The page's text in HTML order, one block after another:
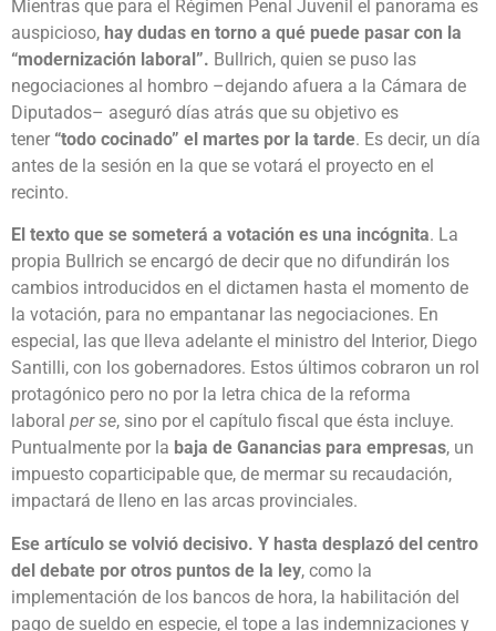
Mientras que para el Régimen Penal Juvenil el panorama es
auspicioso, hay dudas en torno a qué puede pasar con la
“modernización laboral”. Bullrich, quien se puso las
negociaciones al hombro –dejando afuera a la Cámara de
Diputados– aseguró días atrás que su objetivo es
tener “todo cocinado” el martes por la tarde. Es decir, un día
antes de la sesión en la que se votará el proyecto en el
recinto.
El texto que se someterá a votación es una incógnita. La
propia Bullrich se encargó de decir que no difundirán los
cambios introducidos en el dictamen hasta el momento de
la votación, para no empantanar las negociaciones. En
especial, las que lleva adelante el ministro del Interior, Diego
Santilli, con los gobernadores. Estos últimos cobraron un rol
protagónico pero no por la letra chica de la reforma
laboral per se, sino por el capítulo fiscal que ésta incluye.
Puntualmente por la baja de Ganancias para empresas, un
impuesto coparticipable que, de mermar su recaudación,
impactará de lleno en las arcas provinciales.
Ese artículo se volvió decisivo. Y hasta desplazó del centro
del debate por otros puntos de la ley, como la
implementación de los bancos de hora, la habilitación del
pago de sueldo en especie, el tope a las indemnizaciones y